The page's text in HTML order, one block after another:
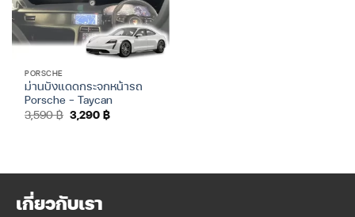
PORSCHE
ม่านบังแดดกระจกหน้ารถ
Porsche – Taycan
3,590฿ Original
price
3,290฿Current
price
เกี่ยวกับเรา